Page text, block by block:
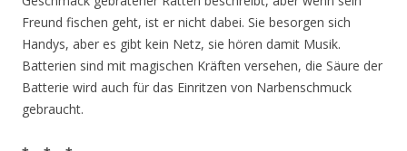
Freund fischen geht, ist er nicht dabei. Sie besorgen sich
Handys, aber es gibt kein Netz, sie hören damit Musik.
Batterien sind mit magischen Kräften versehen, die Säure der
Batterie wird auch für das Einritzen von Narbenschmuck
gebraucht.